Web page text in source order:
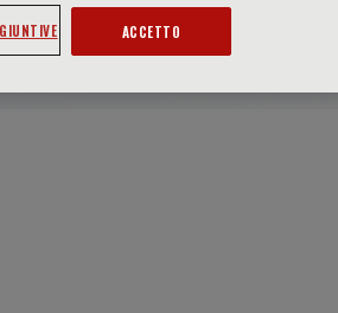
ACCETTO